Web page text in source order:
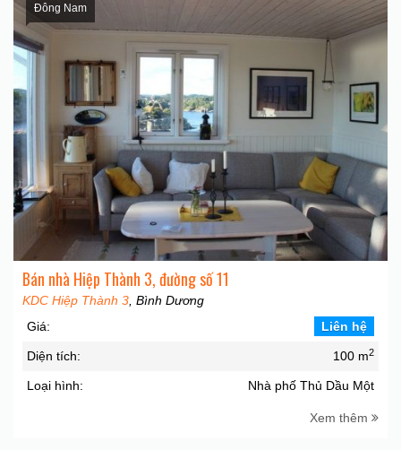
Đông Nam
Bán nhà Hiệp Thành 3, đường số 11
KDC Hiệp Thành 3 , Bình Dương
Giá:
Liên hệ
Diện tích: 100 m2
Loại hình: Nhà phố Thủ Dầu Một
Xem thêm